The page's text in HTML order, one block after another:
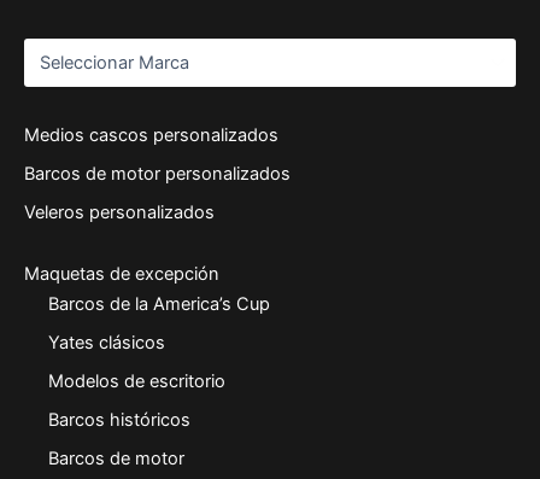
Medios cascos personalizados
Barcos de motor personalizados
Veleros personalizados
Maquetas de excepción
Barcos de la America’s Cup
Yates clásicos
Modelos de escritorio
Barcos históricos
Barcos de motor